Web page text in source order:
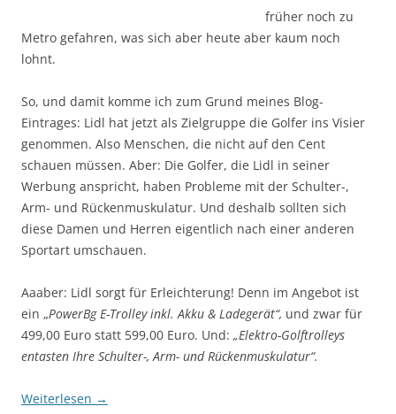
früher noch zu
Metro gefahren, was sich aber heute aber kaum noch
lohnt.
So, und damit komme ich zum Grund meines Blog-
Eintrages: Lidl hat jetzt als Zielgruppe die Golfer ins Visier
genommen. Also Menschen, die nicht auf den Cent
schauen müssen. Aber: Die Golfer, die Lidl in seiner
Werbung anspricht, haben Probleme mit der Schulter-,
Arm- und Rückenmuskulatur. Und deshalb sollten sich
diese Damen und Herren eigentlich nach einer anderen
Sportart umschauen.
Aaaber: Lidl sorgt für Erleichterung! Denn im Angebot ist
ein „PowerBg E-Trolley inkl. Akku & Ladegerät“, und zwar für
499,00 Euro statt 599,00 Euro. Und: „Elektro-Golftrolleys
entasten Ihre Schulter-, Arm- und Rückenmuskulatur“.
Weiterlesen →